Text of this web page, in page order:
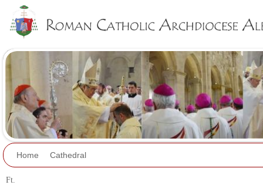
Home Cathedral
Ft.